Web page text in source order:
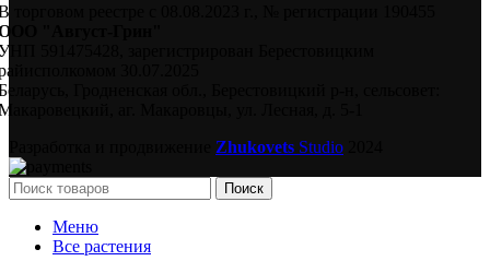
торговом реестре с 08.08.2023 г., № регистрации 190455
"Август-Грин"
591475428, зарегистрирован Берестовицким
30.07.2025
Гродненская обл., Берестовицкий р-н, сельсовет:
аг. Макаровцы, ул. Лесная, д. 5-1
Zhukovets Studio
Поиск
Меню
Все растения